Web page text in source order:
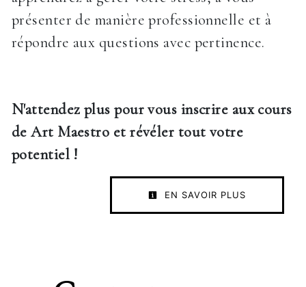
présenter de manière professionnelle et à
répondre aux questions avec pertinence.
N'attendez plus pour vous inscrire aux cours
de Art Maestro et révéler tout votre
potentiel !
EN SAVOIR PLUS